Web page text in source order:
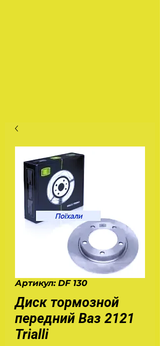
Артикул: DF 130
Диск тормозной
передний Ваз 2121
Trialli